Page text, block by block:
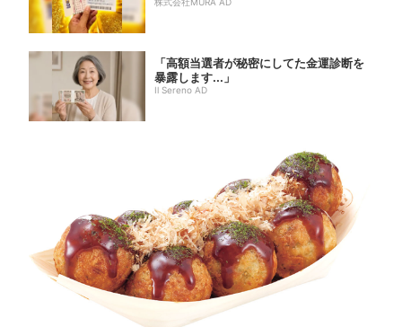
「高額当選者が秘密にしてた金運診断を
暴露します...」
Il Sereno AD